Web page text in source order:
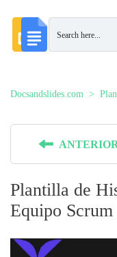
Docsandslides.com
Plantilla de
Equipo Scrum